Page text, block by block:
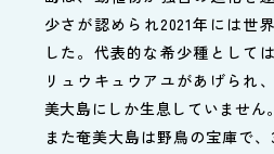
少さが認められ2021年には世
した。代表的な希少種として
リュウキュウアユがあげられ
美大島にしか生息していません。
また奄美大島は野鳥の宝庫で